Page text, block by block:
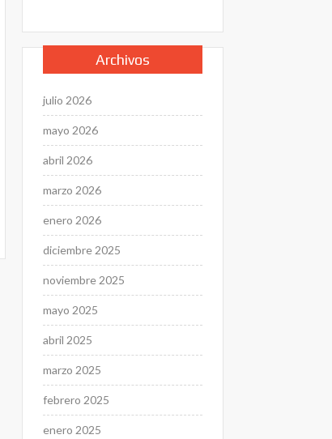
Archivos
julio 2026
mayo 2026
abril 2026
marzo 2026
enero 2026
diciembre 2025
noviembre 2025
mayo 2025
abril 2025
marzo 2025
febrero 2025
enero 2025